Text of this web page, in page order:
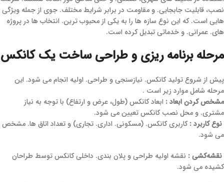
نصب، قابلیت جابجایی. و مقاومت در برابر شرایط مختلف. جوی از جمله ویژگی‌
هایی است. که این نوع سازه‌ ها را به یکی از محبوب‌ ترین. انتخاب‌ ها در پروژه‌
های. عمرانی. و خدماتی تبدیل کرده است.
مرحله برنامه‌ ریزی و طراحی ساخت یک کانکس
پیش از شروع تولید کانکس. نیازسنجی و طراحی. اولیه انجام می ‌شود. این
مرحله شامل موارد زیر است .
مشخص کردن ابعاد : ابعاد کانکس (طول، عرض و ارتفاع) با توجه به نیاز
مشتری. و محل نصب کانکس تعیین می ‌شود.
نوع کاربرد :کاربری کانکس. (مسکونی. اداری. تجاری) و تعداد اتاق‌ ها. مشخص
می ‌شود.
نقشه‌کشی : نقشه اولیه طراحی و پلان ‌بندی. داخلی کانکس توسط طراحان
کشیده می‌ شود.